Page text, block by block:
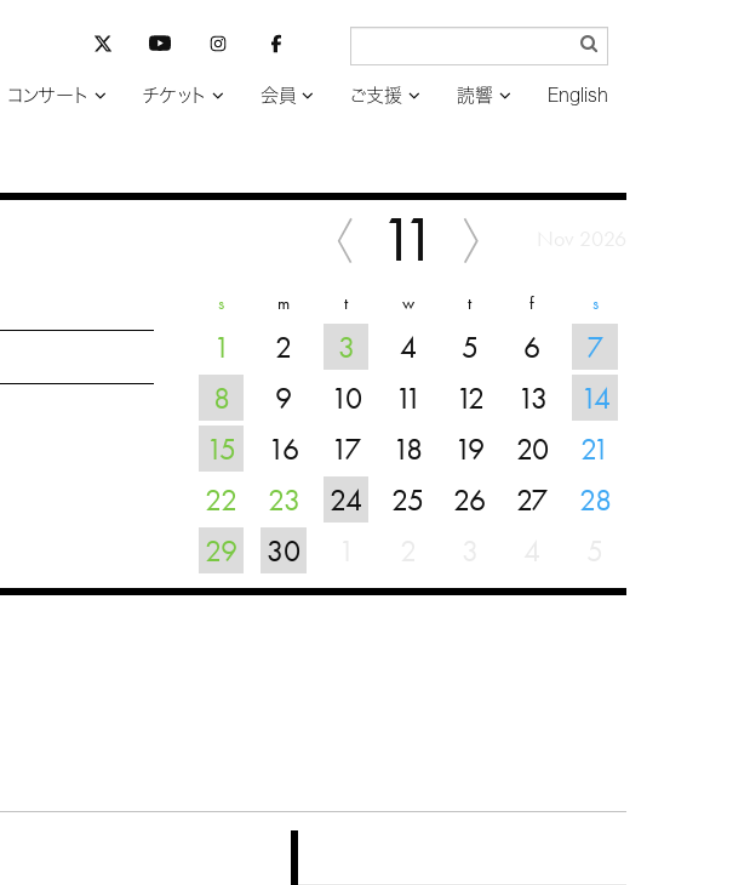
コンサート チケット 会員 ご支援 読響 English
11
s m t w t f s
1 2 3 4 5 6
7
8
9 10 11 12 13
14
15
16 17 18 19 20
21
22
23 24 25 26 27
28
29
30